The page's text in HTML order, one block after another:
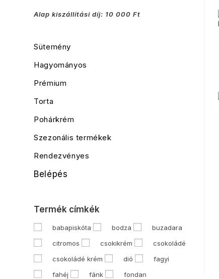
Alap kiszállítási díj: 10 000 Ft
Sütemény
Hagyományos
Prémium
Torta
Pohárkrém
Szezonális termékek
Rendezvényes
Belépés
Termék címkék
babapiskóta bodza
buzadara
citromos
csokikrém
csokoládé
csokoládé krém
dió
fagyi
fahéj
fánk
fondan